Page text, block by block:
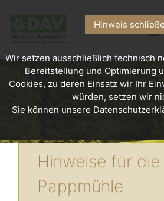
Hinweise für die
Pappmühle
Hinweis
Wir setzen ausschließlich technisch
Bereitstellung und Optimierung
Cookies, zu deren Einsatz wir Ihr
würden, setzen wir
Sie können unsere